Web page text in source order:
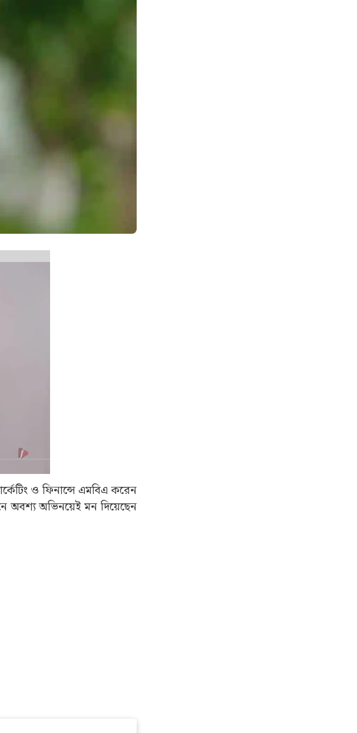
ও ফিনান্সে এমবিএ করেন
অবশ্য অভিনয়েই মন দিয়েছেন